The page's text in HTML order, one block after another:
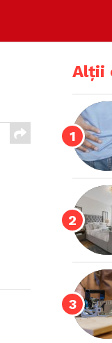
Alții